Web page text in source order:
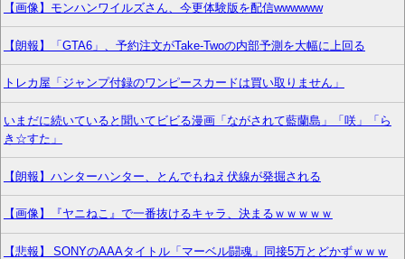
【画像】モンハンワイルズさん、今更体験版を配信wwwwww
【朗報】「GTA6」、予約注文がTake-Twoの内部予測を大幅に上回る
トレカ屋「ジャンプ付録のワンピースカードは買い取りません」
いまだに続いていると聞いてビビる漫画「ながされて藍蘭島」「咲」「ら
き☆すた」
【朗報】ハンターハンター、とんでもねえ伏線が発掘される
【画像】『ヤニねこ』で一番抜けるキャラ、決まるｗｗｗｗｗ
【悲報】 SONYのAAAタイトル「マーベル闘魂」同接5万とどかずｗｗｗ